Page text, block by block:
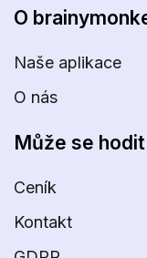
O
Naše aplikace
O nás
Může se hodit
Ceník
Kontakt